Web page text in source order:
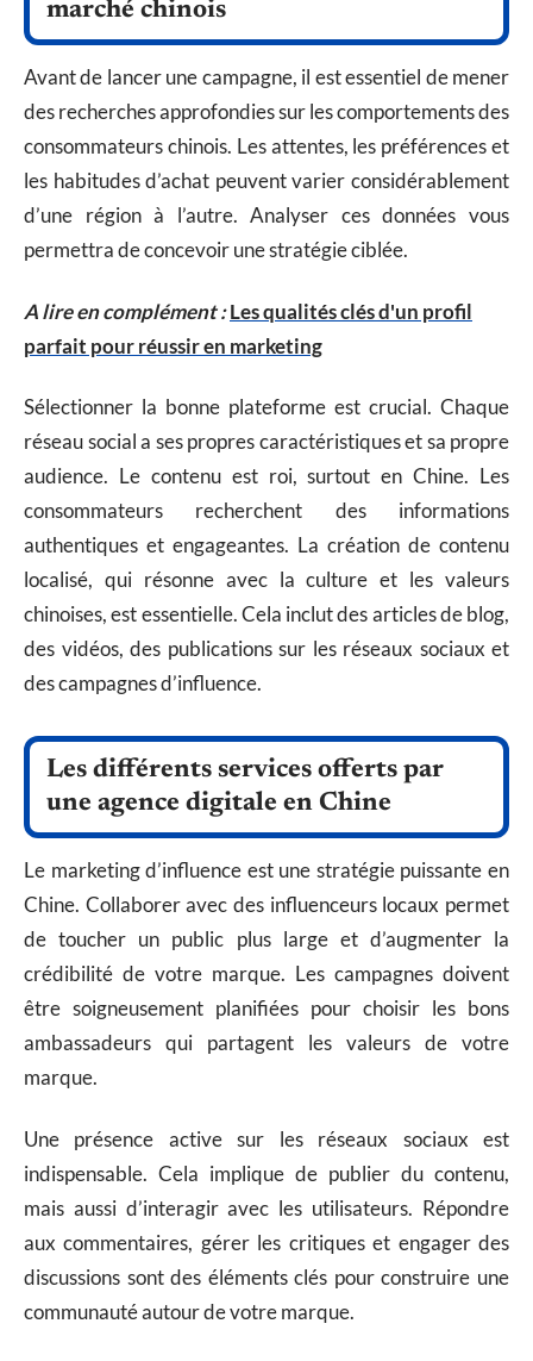
marché chinois
Avant de lancer une campagne, il est essentiel de mener
des recherches approfondies sur les comportements des
consommateurs chinois. Les attentes, les préférences et
les habitudes d’achat peuvent varier considérablement
d’une région à l’autre. Analyser ces données vous
permettra de concevoir une stratégie ciblée.
A lire en complément :Les qualités clés d'un profil
parfait pour réussir en marketing
Sélectionner la bonne plateforme est crucial. Chaque
réseau social a ses propres caractéristiques et sa propre
audience. Le contenu est roi, surtout en Chine. Les
consommateurs recherchent des informations
authentiques et engageantes. La création de contenu
localisé, qui résonne avec la culture et les valeurs
chinoises, est essentielle. Cela inclut des articles de blog,
des vidéos, des publications sur les réseaux sociaux et
des campagnes d’influence.
Les différents services offerts par
une agence digitale en Chine
Le marketing d’influence est une stratégie puissante en
Chine. Collaborer avec des influenceurs locaux permet
de toucher un public plus large et d’augmenter la
crédibilité de votre marque. Les campagnes doivent
être soigneusement planifiées pour choisir les bons
ambassadeurs qui partagent les valeurs de votre
marque.
Une présence active sur les réseaux sociaux est
indispensable. Cela implique de publier du contenu,
mais aussi d’interagir avec les utilisateurs. Répondre
aux commentaires, gérer les critiques et engager des
discussions sont des éléments clés pour construire une
communauté autour de votre marque.